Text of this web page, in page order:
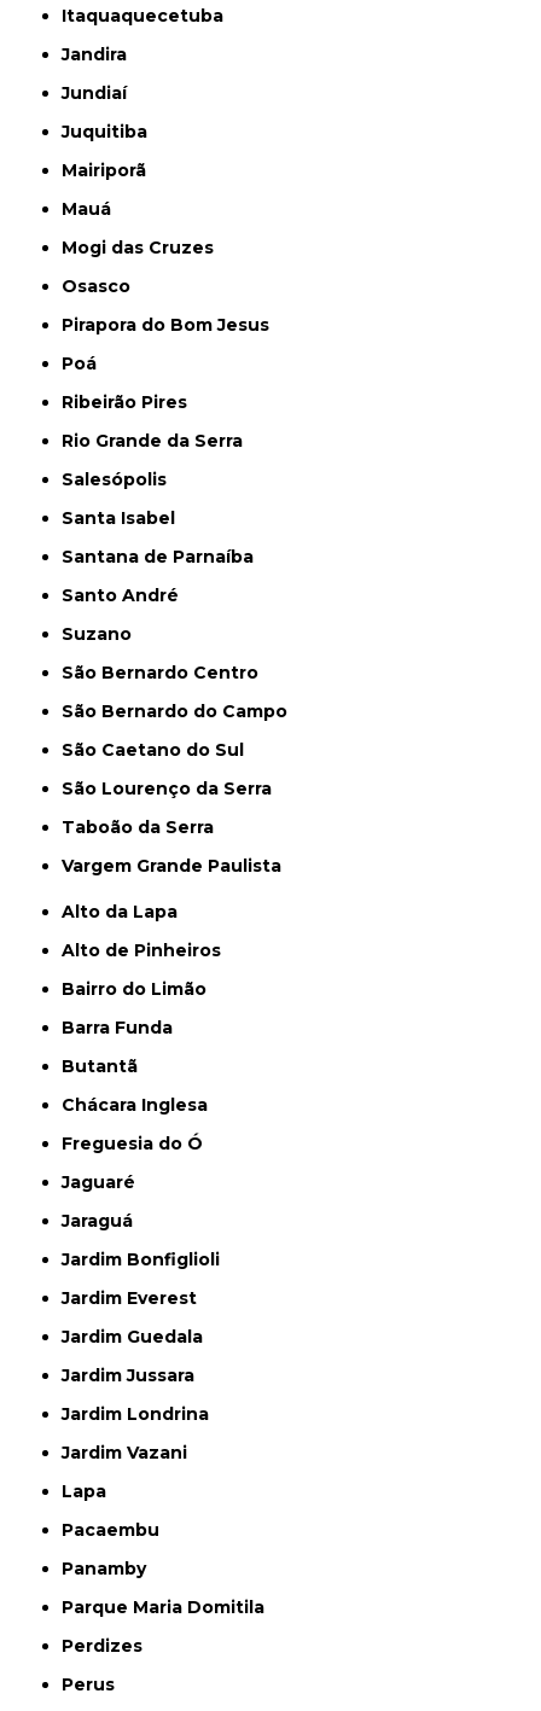
Itaquaquecetuba
Jandira
Jundiaí
Juquitiba
Mairiporã
Mauá
Mogi das Cruzes
Osasco
Pirapora do Bom Jesus
Poá
Ribeirão Pires
Rio Grande da Serra
Salesópolis
Santa Isabel
Santana de Parnaíba
Santo André
Suzano
São Bernardo Centro
São Bernardo do Campo
São Caetano do Sul
São Lourenço da Serra
Taboão da Serra
Vargem Grande Paulista
Alto da Lapa
Alto de Pinheiros
Bairro do Limão
Barra Funda
Butantã
Chácara Inglesa
Freguesia do Ó
Jaguaré
Jaraguá
Jardim Bonfiglioli
Jardim Everest
Jardim Guedala
Jardim Jussara
Jardim Londrina
Jardim Vazani
Lapa
Pacaembu
Panamby
Parque Maria Domitila
Perdizes
Perus